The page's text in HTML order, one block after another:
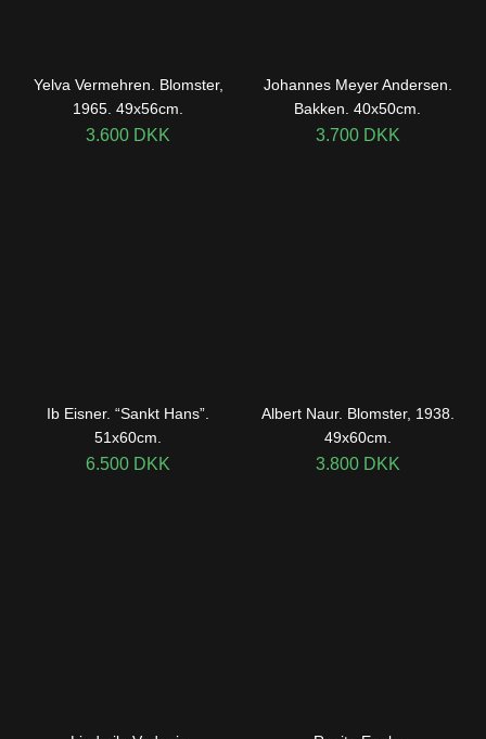
Yelva Vermehren. Blomster,
1965. 49x56cm.
3.600 DKK
Johannes Meyer Andersen.
Bakken. 40x50cm.
3.700 DKK
Ib Eisner. “Sankt Hans”.
51x60cm.
6.500 DKK
Albert Naur. Blomster, 1938.
49x60cm.
3.800 DKK